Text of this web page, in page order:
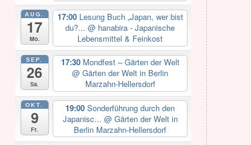
AUG.
17
Mo.
17:00 Lesung Buch „Japan, wer bist
du?...@ hanabira - Japanische
Lebensmittel & Feinkost
SEP.
26
Sa.
17:30 Mondfest – Gärten der Welt
@ Gärten der Welt in Berlin
Marzahn-Hellersdorf
OKT.
9
Fr.
19:00Sonderführung durch den
Japanisc... @ Gärten der Welt in
Berlin Marzahn-Hellersdorf